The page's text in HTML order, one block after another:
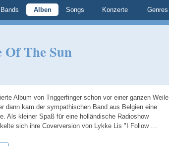
Bands Alben Songs Konzerte Genres
Of The Sun
Album von Triggerfinger schon vor einer ganzen Weile
dann kam der sympathischen Band aus Belgien eine
Als kleiner Spaß für eine holländische Radioshow
sich ihre Coverversion von Lykke Lis "I Follow …